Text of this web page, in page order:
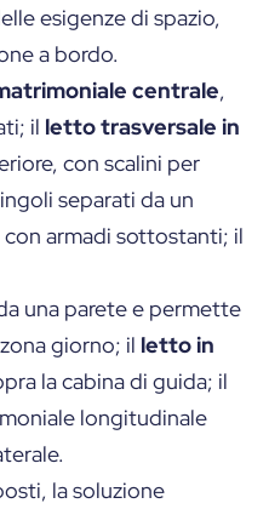
esigenze di spazio,
a bordo.
centrale,
il letto trasversale in
con scalini per
separati da un
armadi sottostanti; il
una parete e permette
giorno; il letto in
la cabina di guida; il
longitudinale
la soluzione